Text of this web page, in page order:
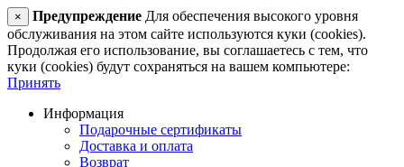
× Предупреждение Для обеспечения высокого уровня
обслуживания на этом сайте используются куки (cookies).
Продолжая его использование, вы соглашаетесь с тем, что
куки (cookies) будут сохраняться на вашем компьютере:
Принять
Информация
Подарочные сертификаты
Доставка и оплата
Возврат